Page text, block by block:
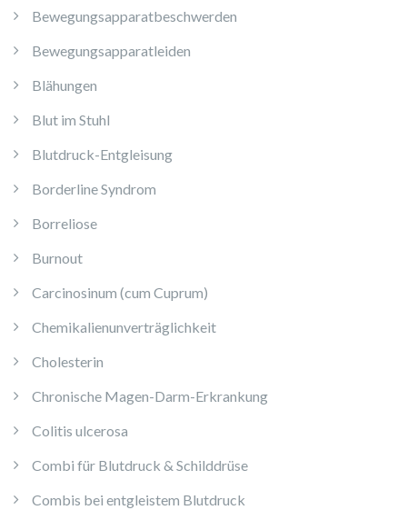
Bewegungsapparatbeschwerden
Bewegungsapparatleiden
Blähungen
Blut im Stuhl
Blutdruck-Entgleisung
Borderline Syndrom
Borreliose
Burnout
Carcinosinum (cum Cuprum)
Chemikalienunverträglichkeit
Cholesterin
Chronische Magen-Darm-Erkrankung
Colitis ulcerosa
Combi für Blutdruck & Schilddrüse
Combis bei entgleistem Blutdruck